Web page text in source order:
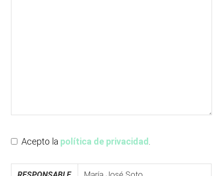
Acepto la política de privacidad